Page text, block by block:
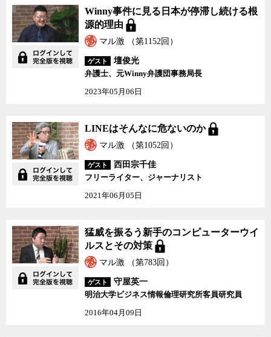
Winny事件に見る日本が停滞し続ける根
源的理由
マル激 （第1152回）
ゲスト
壇俊光
弁護士、元Winny弁護団事務局長
2023年05月06日
LINEはそんなに危ないのか
マル激 （第1052回）
ゲスト
西田宗千佳
フリーライター、ジャーナリスト
2021年06月05日
猛威を振るう新手のコンピューターウイ
ルスとその対策
マル激 （第783回）
ゲスト
守屋英一
明治大学ビジネス情報倫理研究所客員研究員
2016年04月09日